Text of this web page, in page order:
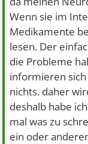
Wenn sie im
Medikamente
lesen. Der
die Probleme
informieren
nichts. daher
deshalb habe
mal was zu
ein oder